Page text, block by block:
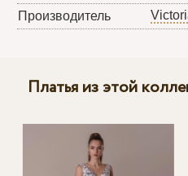
Производитель
Платья из этой